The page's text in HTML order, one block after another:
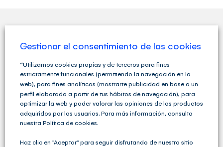
QUIENES SOMOS
Gestionar el consentimiento de las cookies
“Utilizamos cookies propias y de terceros para fines
estrictamente funcionales (permitiendo la navegación en la
web), para fines analíticos (mostrarte publicidad en base a un
perfil elaborado a partir de tus hábitos de navegación), para
optimizar la web y poder valorar las opiniones de los productos
adquiridos por los usuarios. Para más información, consulta
nuestra Política de cookies.
Haz clic en "Aceptar" para seguir disfrutando de nuestro sitio